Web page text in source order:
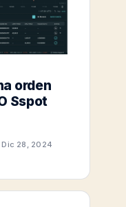
orden
Sspot
Dic 28, 2024